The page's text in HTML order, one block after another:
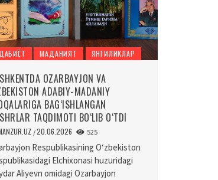
МАДАНИЯТ ЯНГИЛИКЛАР
OZARBAYJON VA
ADABIY-MADANIY
BAG‘ISHLANGAN
TAQDIMOTI BO‘LIB O‘TDI
/20.06.2026 525
Respublikasining O‘zbekiston
Elchixonasi huzuridagi
Aliyevn omidagi Ozarbayjon